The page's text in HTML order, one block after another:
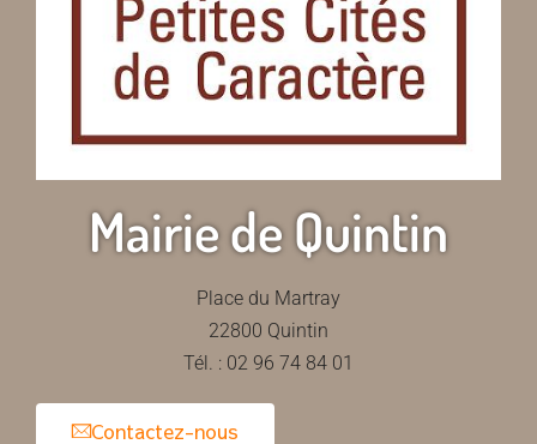
Mairie de Quintin
Place du Martray
22800 Quintin
Tél. : 02 96 74 84 01
Contactez-nous